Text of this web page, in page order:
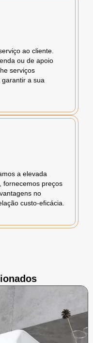
ao cliente.
ou de apoio
serviços
a sua
a elevada
fornecemos preços
no
custo-eficácia.